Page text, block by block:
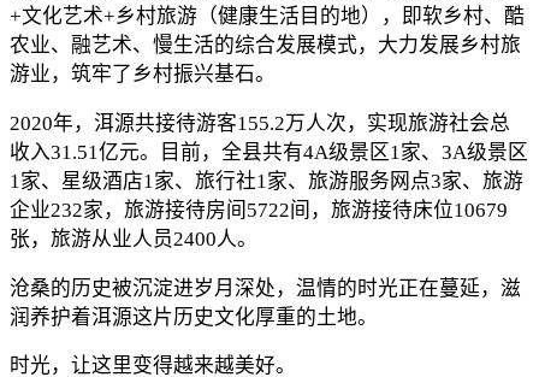
+文化艺术+乡村旅游（健康生活目的地），即软乡村、酷
农业、融艺术、慢生活的综合发展模式，大力发展乡村旅
游业，筑牢了乡村振兴基石。
2020年，洱源共接待游客155.2万人次，实现旅游社会总
收入31.51亿元。目前，全县共有4A级景区1家、3A级景区
1家、星级酒店1家、旅行社1家、旅游服务网点3家、旅游
企业232家，旅游接待房间5722间，旅游接待床位10679
张，旅游从业人员2400人。
沧桑的历史被沉淀进岁月深处，温情的时光正在蔓延，滋
润养护着洱源这片历史文化厚重的土地。
时光，让这里变得越来越美好。